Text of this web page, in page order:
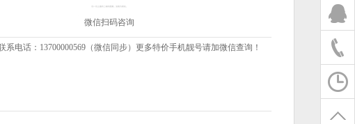
微信扫码咨询
电话：13700000569（微信同步）更多特价手机靓号请加微信查询！